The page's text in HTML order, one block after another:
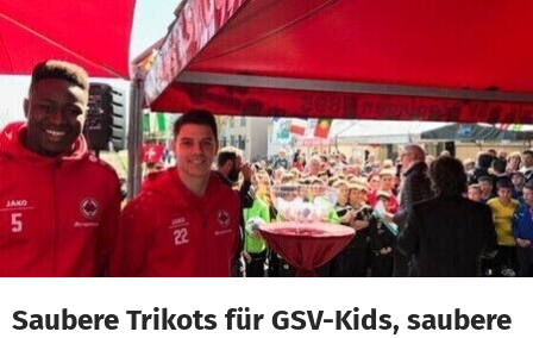
Skip to main content
Show accessibility statement
Saubere Trikots für GSV-Kids, saubere